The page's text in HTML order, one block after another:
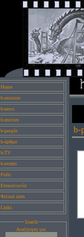
Home
b-mission
b-news
b-movies
b-people
b-άρθρα
b-TV
b-events
Polls
Επικοινωνία
Φιλικά sites
Links
Search
Αναζητηση για:
b-